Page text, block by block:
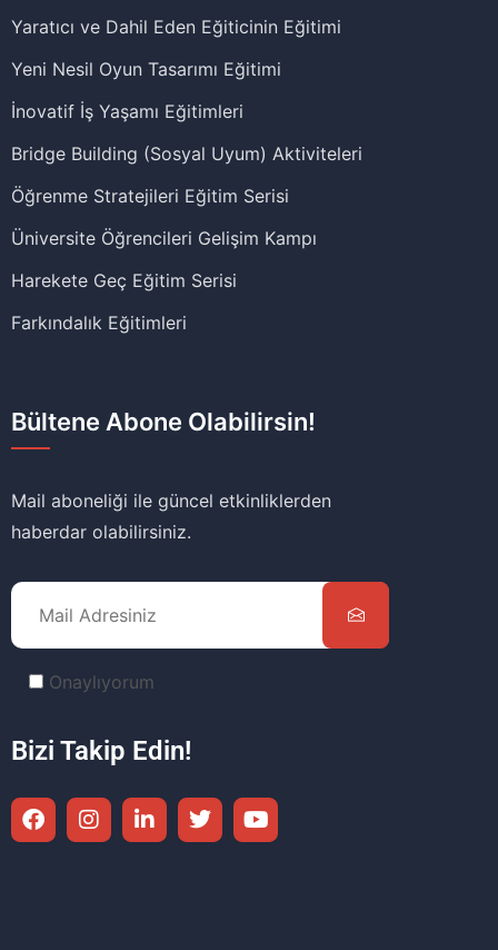
Yaratıcı ve Dahil Eden Eğiticinin Eğitimi
Yeni Nesil Oyun Tasarımı Eğitimi
İnovatif İş Yaşamı Eğitimleri
Bridge Building (Sosyal Uyum) Aktiviteleri
Öğrenme Stratejileri Eğitim Serisi
Üniversite Öğrencileri Gelişim Kampı
Harekete Geç Eğitim Serisi
Farkındalık Eğitimleri
Bültene Abone Olabilirsin!
Mail aboneliği ile güncel etkinliklerden
haberdar olabilirsiniz.
Onaylıyorum
Bizi Takip Edin!